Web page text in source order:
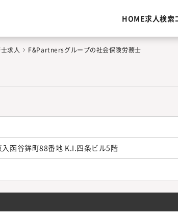
HOME求人検索
求人 F&Partnersグループの社会保険労務士
函谷鉾町88番地 K.I.四条ビル5階